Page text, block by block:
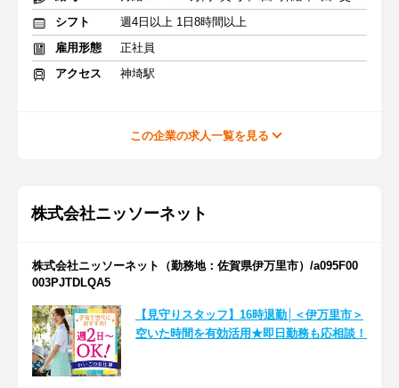
シフト
週4日以上 1日8時間以上
雇用形態
正社員
アクセス
神埼駅
この企業の求人一覧を見る
株式会社ニッソーネット
株式会社ニッソーネット（勤務地：佐賀県伊万里市）/a095F00
003PJTDLQA5
【見守りスタッフ】16時退勤│＜伊万里市＞
空いた時間を有効活用★即日勤務も応相談！